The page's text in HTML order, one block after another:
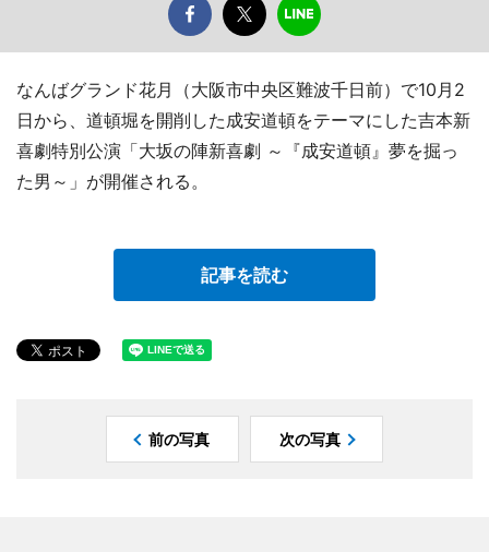
なんばグランド花月（大阪市中央区難波千日前）で10月2
日から、道頓堀を開削した成安道頓をテーマにした吉本新
喜劇特別公演「大坂の陣新喜劇 ～『成安道頓』夢を掘っ
た男～」が開催される。
記事を読む
前の写真 次の写真